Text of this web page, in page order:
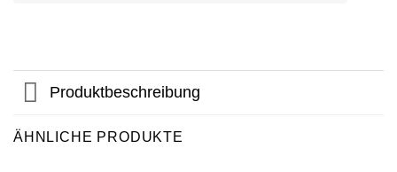
Produktbeschreibung
ÄHNLICHE PRODUKTE